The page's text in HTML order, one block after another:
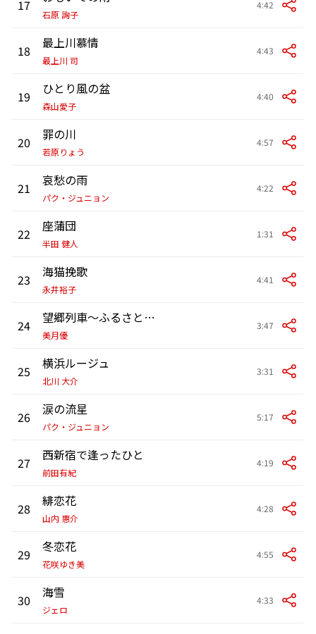
17
石原 詢子
4:42
18 最上川慕情
最上川 司
4:43
19 ひとり風の盆
森山愛子
4:40
20 罪の川
若原りょう
4:57
21 哀愁の雨
パク・ジュニョン
4:22
22 座蒲団
半田 健人
1:31
23 海猫挽歌
永井裕子
4:41
24 望郷列車～ふるさとを訪ねて～
美月優
3:47
25 横浜ルージュ
北川 大介
3:31
26 涙の流星
パク・ジュニョン
5:17
27 西新宿で逢ったひと
前田有紀
4:19
28 緋恋花
山内 惠介
4:28
29 冬恋花
花咲ゆき美
4:55
30 海雪
ジェロ
4:33